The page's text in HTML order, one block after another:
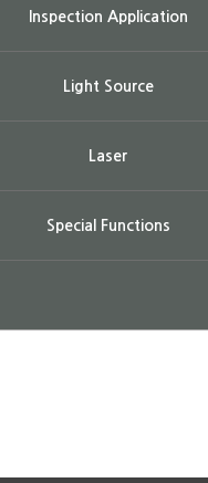
Inspection Application
Light Source
Laser
Special Functions